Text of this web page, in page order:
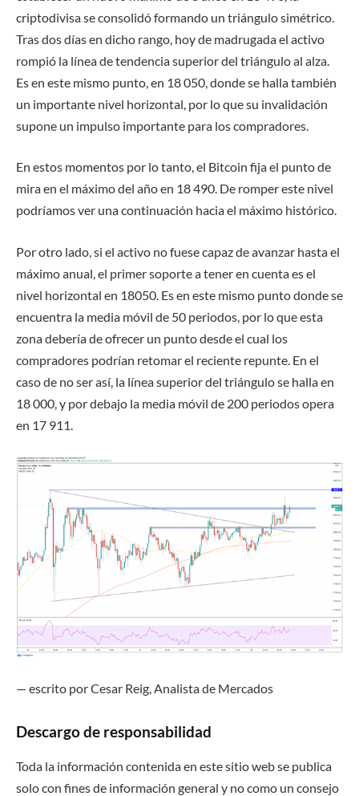
criptodivisa se consolidó formando un triángulo simétrico.
Tras dos días en dicho rango, hoy de madrugada el activo
rompió la línea de tendencia superior del triángulo al alza.
Es en este mismo punto, en 18 050, donde se halla también
un importante nivel horizontal, por lo que su invalidación
supone un impulso importante para los compradores.
En estos momentos por lo tanto, el Bitcoin fija el punto de
mira en el máximo del año en 18 490. De romper este nivel
podríamos ver una continuación hacia el máximo histórico.
Por otro lado, si el activo no fuese capaz de avanzar hasta el
máximo anual, el primer soporte a tener en cuenta es el
nivel horizontal en 18050. Es en este mismo punto donde se
encuentra la media móvil de 50 periodos, por lo que esta
zona debería de ofrecer un punto desde el cual los
compradores podrían retomar el reciente repunte. En el
caso de no ser así, la línea superior del triángulo se halla en
18 000, y por debajo la media móvil de 200 periodos opera
en 17 911.
— escrito por Cesar Reig, Analista de Mercados
Descargo de responsabilidad
Toda la información contenida en este sitio web se publica
solo con fines de información general y no como un consejo